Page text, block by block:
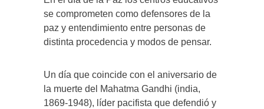
se comprometen como defensores de la
paz y entendimiento entre personas de
distinta procedencia y modos de pensar.
Un día que coincide con el aniversario de
la muerte del Mahatma Gandhi (india,
1869-1948), líder pacifista que defendió y